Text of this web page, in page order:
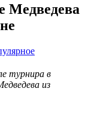
Медведева
турнира в
из